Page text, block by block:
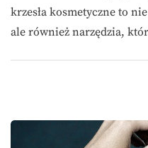
krzesła kosmetyczne to
ale również narzędzia,